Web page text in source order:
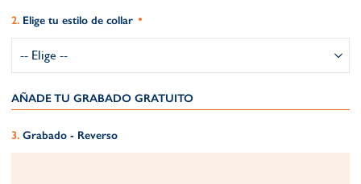
Elige tu estilo de collar
AÑADE TU GRABADO GRATUITO​
Grabado - Reverso